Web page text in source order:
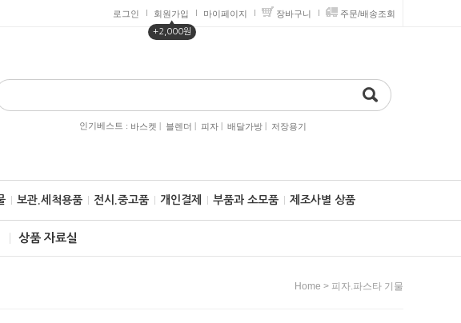
로그인 회원가입
▲
+2,000원
마이페이지 장바구니 주문/배송조회
인기베스트 : 바스켓 | 블렌더 | 피자 | 배달가방 | 저장용기
보관.세척용품 전시.중고품 개인결제 부품과 소모품 제조사별 상품
상품 자료실
Home > 피자.파스타 기물